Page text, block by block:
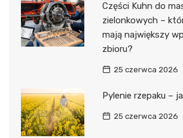
Części Kuhn do
zielonkowych –
mają największy
zbioru?
25 czerwca 2026
Pylenie rzepaku –
25 czerwca 2026